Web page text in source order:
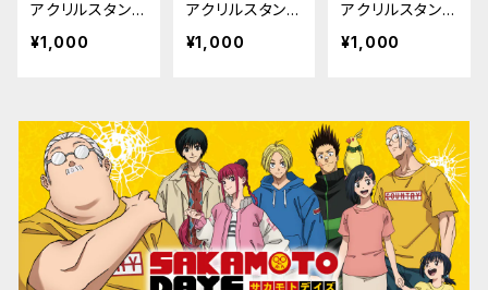
アクリルスタンド
キーホルダー
（サブ）
¥1,000
アクリルスタンド
キーホルダー
（ハナ）
¥1,000
アクリルスタンド
キーホルダー
（クリシュナ）
¥1,000